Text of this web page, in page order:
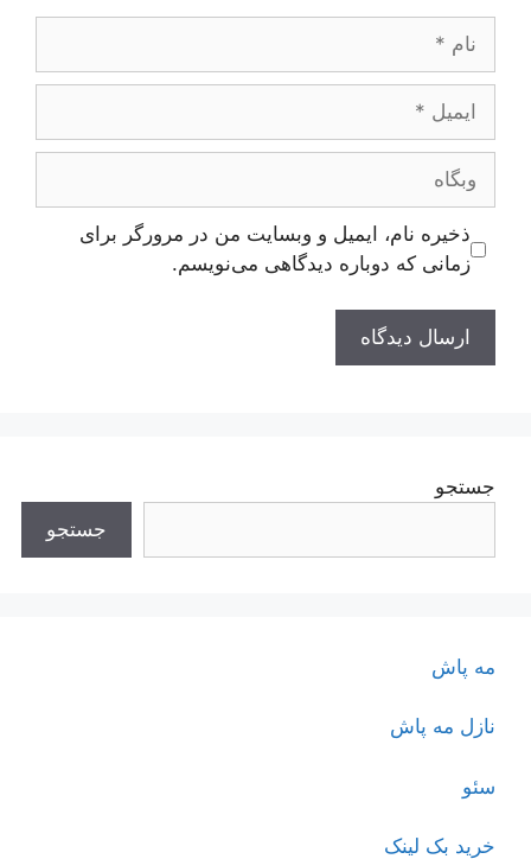
ایمیل
وبگاه
ذخیره نام، ایمیل و وبسایت من در مرورگر برای
زمانی که دوباره دیدگاهی می‌نویسم.
جستجو
جستجو
مه پاش
نازل مه پاش
سئو
خرید بک لینک